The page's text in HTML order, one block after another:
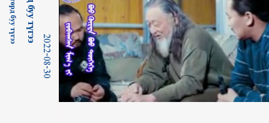
2022-08-30